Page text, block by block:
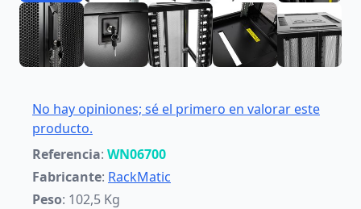
No hay opiniones; sé el primero en valorar este
producto.
Referencia: WN06700
Fabricante: RackMatic
Peso: 102,5 Kg